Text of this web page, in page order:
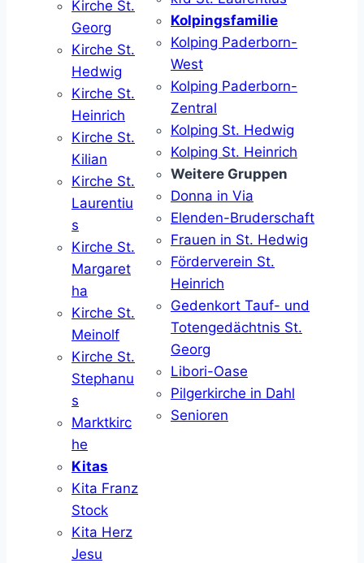
Kirche St.
Georg
Kirche St.
Hedwig
Kirche St.
Heinrich
Kirche St.
Kilian
Kirche St.
Laurentiu
s
Kirche St.
Margaret
ha
Kirche St.
Meinolf
Kirche St.
Stephanu
s
Marktkirc
he
Kitas
Kita Franz
Stock
Kita Herz
Jesu
Kolpingsfamilie
Kolping Paderborn-
West
Kolping Paderborn-
Zentral
Kolping St. Hedwig
Kolping St. Heinrich
Weitere Gruppen
Donna in Via
Elenden-Bruderschaft
Frauen in St. Hedwig
Förderverein St.
Heinrich
Gedenkort Tauf- und
Totengedächtnis St.
Georg
Libori-Oase
Pilgerkirche in Dahl
Senioren